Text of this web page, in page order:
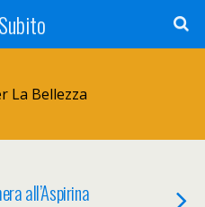
La Bellezza
all’Aspirina